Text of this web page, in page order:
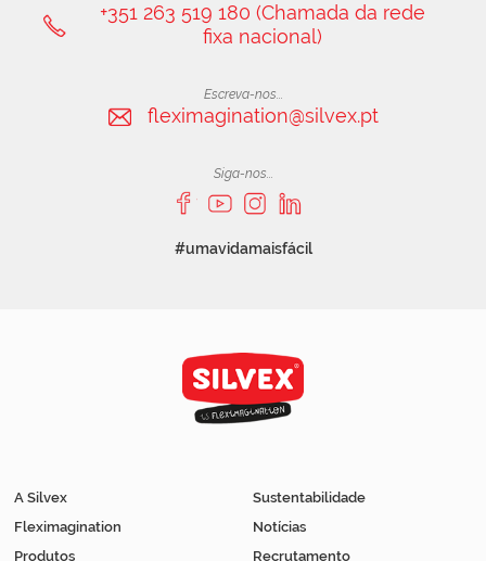
+351 263 519 180 (Chamada da rede
fixa nacional)
Escreva-nos...
fleximagination@silvex.pt
Siga-nos...
#umavidamaisfácil
A Silvex
Fleximagination
Produtos
Sustentabilidade
Notícias
Recrutamento